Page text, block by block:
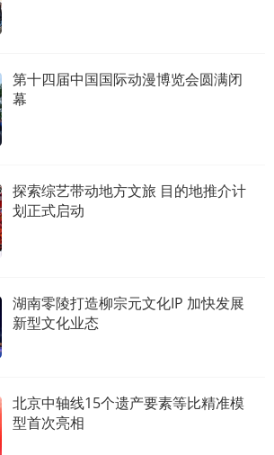
第十四届中国国际动漫博览会圆满闭
幕
探索综艺带动地方文旅 目的地推介计
划正式启动
湖南零陵打造柳宗元文化IP 加快发展
新型文化业态
北京中轴线15个遗产要素等比精准模
型首次亮相